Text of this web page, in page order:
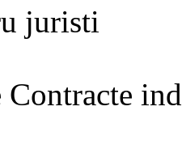
juristi
Contracte